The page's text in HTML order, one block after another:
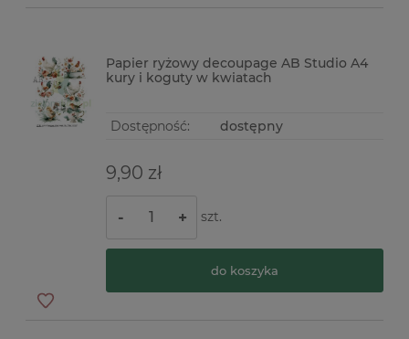
Papier ryżowy decoupage AB Studio A4
kury i koguty w kwiatach
Dostępność: dostępny
9,90 zł
- + szt.
do koszyka